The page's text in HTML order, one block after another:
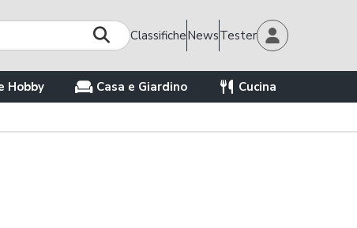
ClassificheNewsTester
Hobby Casa e Giardino Cucina